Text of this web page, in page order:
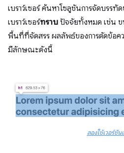
เบราว์เซอร์ ค้นหาโซลูชันการจัดบรร
เบราว์เซอร์ทราบ ปัจจัยทั้งหมด เช่น
พื้นที่ที่จัดสรร ผลลัพธ์ของการตัดข้อคว
มีลักษณะดังนี้
ลองใช้เวอร์ชัน